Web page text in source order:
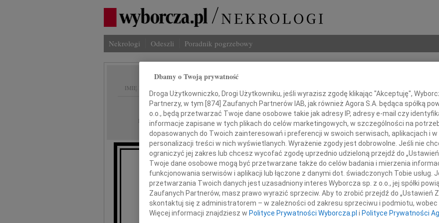
Nekrologi Odeszli Poradnik pogrzebowy
IMIĘ I NAZWISKO:
REGION: Wrocław
DATA EMISJI: 01.12.2025
Panu
Jerzemu Pietraszkowi
INNE
Z
Dbamy o Twoją prywatność
Droga Użytkowniczko, Drogi Użytkowniku, jeśli wyrazisz zgodę klikając "Akceptuję",
Partnerzy, w tym [ 874 ] Zaufanych Partnerów IAB, jak również Agora S.A. będąca spółką
o.o., będą przetwarzać Twoje dane osobowe takie jak adresy IP, adresy e-mail czy
informacje zapisane w tych plikach do celów marketingowych, w szczególności na
dopasowanych do Twoich zainteresowań i preferencji w swoich serwisach, aplikacjach i w
personalizacji treści w nich wyświetlanych. Wyrażenie zgody jest dobrowolne. Jeśli nie
ograniczyć jej zakres lub chcesz wycofać zgodę uprzednio udzieloną przejdź do
Twoje dane osobowe mogą być przetwarzane także do celów badania i mierzenia
funkcjonowania serwisów i aplikacji lub łączone z danymi dot. świadczonych Tobie usług.
przetwarzania Twoich danych jest uzasadniony interes Wyborcza sp. z o.o., jej spółki
Zaufanych Partnerów, masz prawo wyrazić sprzeciw. Aby to zrobić przejdź do „Ustawień
skontaktuj się z administratorem – w zależności od zakresu sprzeciwu i podmiotu, wobec
Więcej informacji znajdziesz w Polityce Prywatności Wyborcza.pl i Polityce Prywatności